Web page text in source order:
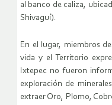
al banco de caliza,
Shivaguí).
En el lugar, miembros
vida y el Territorio
Ixtepec no fueron
exploración de
extraer Oro, Plomo,